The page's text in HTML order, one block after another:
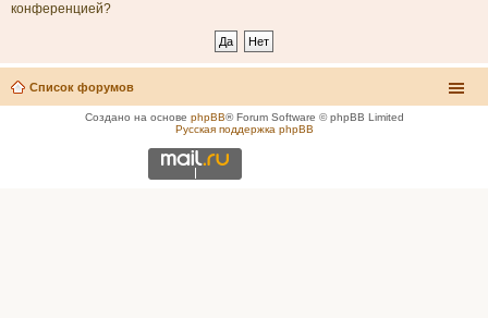
конференцией?
Список форумов
Создано на основе phpBB® Forum Software © phpBB Limited
Русская поддержка phpBB